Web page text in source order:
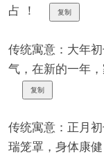
占 ！
复制
传统寓意：大年
气，在新的一年
复制
传统寓意：正月
瑞笼罩，身体康